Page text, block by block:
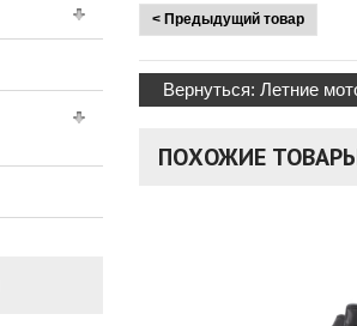
< Предыдущий товар
Вернуться: Летние
ПОХОЖИЕ